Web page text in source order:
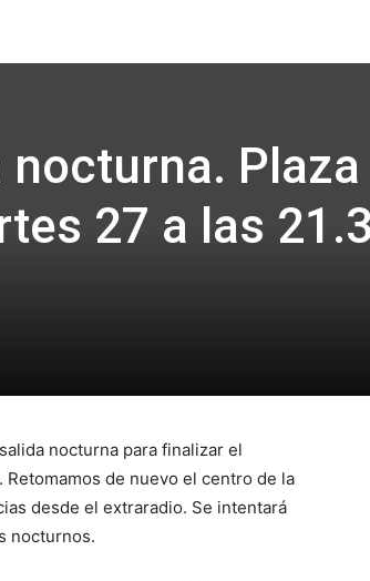
Plaza
27 a las
nocturna para finalizar el
Retomamos de nuevo el centro de la
desde el extraradio. Se intentará
nocturnos.